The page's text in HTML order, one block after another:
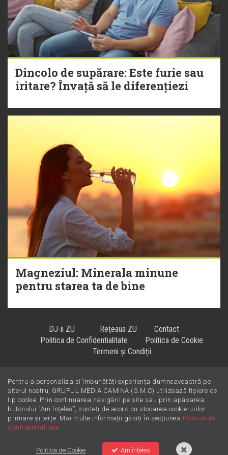
Dincolo de supărare: Este furie sau
iritare? Învață să le diferențiezi
Magneziul: Minerala minune
pentru starea ta de bine
DJ-ii ZU Reţeaua ZU
Contact
Politica de Confidentialitate
Politica de Cookie
Termeni și Condiții
Hiturile se ascultă la !
Pentru a personaliza și îmbunătăți experiența dumneavoastră pe
site-ul nostru, GRUPUL MEDIA CAMINA (G.M.C) utilizează fișiere de
tip cookie. Prin continuarea navigării pe site sau prin apăsarea
butonului “Am înțeles”, sunteți de acord cu stocarea cookie-urilor
primare și terțe. Mai multe informații găsiți în secțiunea Politica de
Confidentialitate
Politica de Cookie Am înțeles